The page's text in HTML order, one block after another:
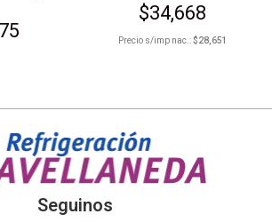
$34,668
Precio s/imp nac.:$28,651
Seguinos